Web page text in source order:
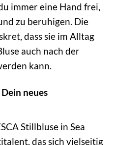
immer eine Hand frei,
zu beruhigen. Die
dass sie im Alltag
auch nach der
kann.
neues
Stillbluse in Sea
das sich vielseitig